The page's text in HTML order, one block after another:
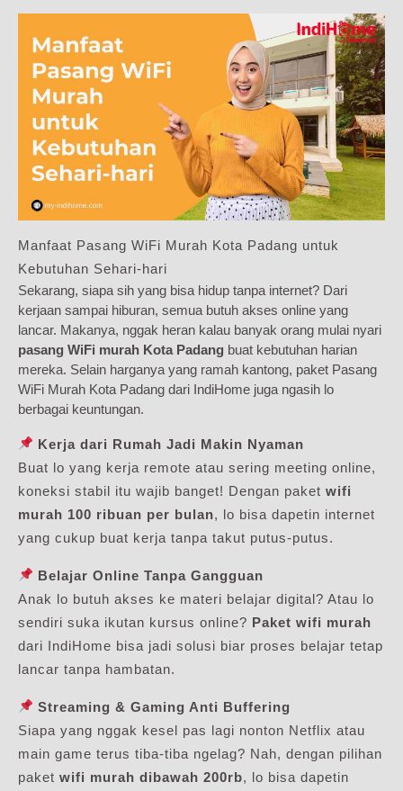
Manfaat Pasang WiFi Murah Kota Padang untuk
Kebutuhan Sehari-hari
Sekarang, siapa sih yang bisa hidup tanpa internet? Dari
kerjaan sampai hiburan, semua butuh akses online yang
lancar. Makanya, nggak heran kalau banyak orang mulai nyari
pasang WiFi murah Kota Padang buat kebutuhan harian
mereka. Selain harganya yang ramah kantong, paket Pasang
WiFi Murah Kota Padang dari IndiHome juga ngasih lo
berbagai keuntungan.
Kerja dari Rumah Jadi Makin Nyaman
Buat lo yang kerja remote atau sering meeting online,
koneksi stabil itu wajib banget! Dengan paket wifi
murah 100 ribuan per bulan, lo bisa dapetin internet
yang cukup buat kerja tanpa takut putus-putus.
Belajar Online Tanpa Gangguan
Anak lo butuh akses ke materi belajar digital? Atau lo
sendiri suka ikutan kursus online? Paket wifi murah
dari IndiHome bisa jadi solusi biar proses belajar tetap
lancar tanpa hambatan.
Streaming & Gaming Anti Buffering
Siapa yang nggak kesel pas lagi nonton Netflix atau
main game terus tiba-tiba ngelag? Nah, dengan pilihan
paket wifi murah dibawah 200rb, lo bisa dapetin